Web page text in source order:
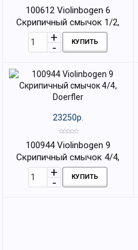
100612 Violinbogen 6
Скрипичный смычок 1/2,
Doerfler
КУПИТЬ
23250р.
100944 Violinbogen 9
Скрипичный смычок 4/4,
Doerfler
КУПИТЬ